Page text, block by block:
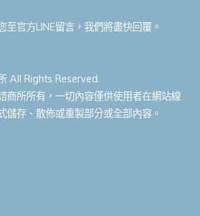
至官方LINE留言，我們將盡快回覆。
All Rights Reserved.
商所所有，一切內容僅供使用者在網站線
儲存、散佈或重製部分或全部內容。